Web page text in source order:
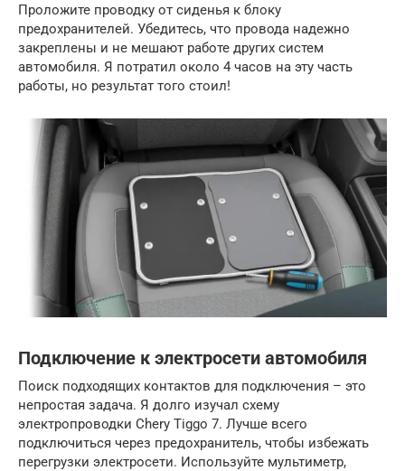
Проложите проводку от сиденья к блоку
предохранителей. Убедитесь, что провода надежно
закреплены и не мешают работе других систем
автомобиля. Я потратил около 4 часов на эту часть
работы, но результат того стоил!
Подключение к электросети автомобиля
Поиск подходящих контактов для подключения – это
непростая задача. Я долго изучал схему
электропроводки Chery Tiggo 7. Лучше всего
подключиться через предохранитель, чтобы избежать
перегрузки электросети. Используйте мультиметр,